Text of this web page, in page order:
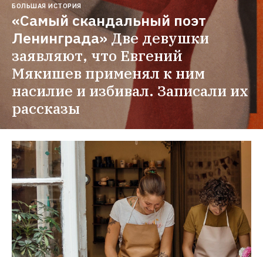
БОЛЬШАЯ ИСТОРИЯ
«Самый скандальный поэт
Ленинграда»Две девушки
заявляют, что Евгений
Мякишев применял к ним
насилие и избивал. Записали их
рассказы